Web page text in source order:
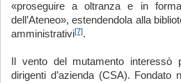
«proseguire a oltranza e in forma
dell’Ateneo», estendendola alla
amministrativi[7].
Il vento del mutamento
dirigenti d’azienda (CSA). Fondato